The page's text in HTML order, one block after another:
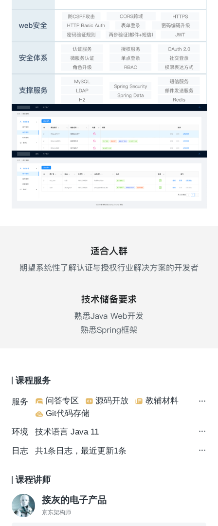
课程服务
服务 问答专区 源码开放
教辅材料
Git代码存储
环境
技术语言 Java 11
日志 共1条日志，最近更新1条
课程讲师
接灰的电子产品
京东架构师